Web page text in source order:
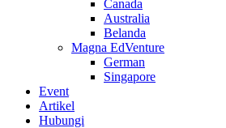
Canada
Australia
Belanda
Magna EdVenture
German
Singapore
Event
Artikel
Hubungi